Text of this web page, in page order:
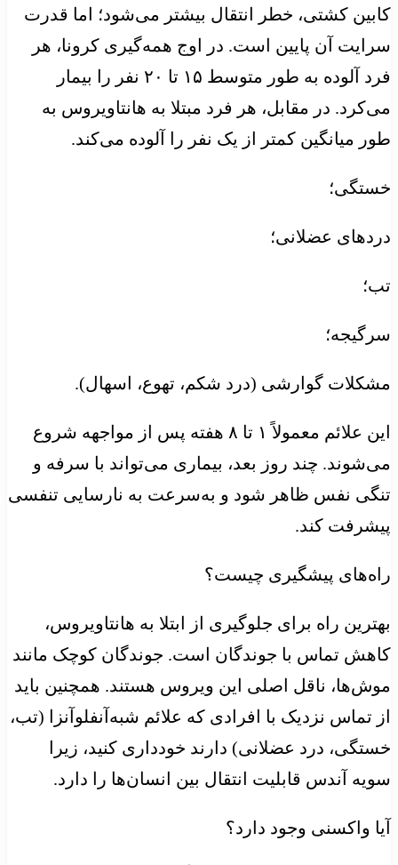
کابین کشتی، خطر انتقال بیشتر می‌شود؛ اما قدرت
سرایت آن پایین است. در اوج همه‌گیری کرونا، هر
فرد آلوده به طور متوسط ۱۵ تا ۲۰ نفر را بیمار
می‌کرد. در مقابل، هر فرد مبتلا به هانتاویروس به
طور میانگین کمتر از یک نفر را آلوده می‌کند.
خستگی؛
دردهای عضلانی؛
تب؛
سرگیجه؛
مشکلات گوارشی (درد شکم، تهوع، اسهال).
این علائم معمولاً ۱ تا ۸ هفته پس از مواجهه شروع
می‌شوند. چند روز بعد، بیماری می‌تواند با سرفه و
تنگی نفس ظاهر شود و به‌سرعت به نارسایی تنفسی
پیشرفت کند.
راه‌های پیشگیری چیست؟
بهترین راه برای جلوگیری از ابتلا به هانتاویروس،
کاهش تماس با جوندگان است. جوندگان کوچک مانند
موش‌ها، ناقل اصلی این ویروس هستند. همچنین باید
از تماس نزدیک با افرادی که علائم شبه‌آنفلوآنزا (تب،
خستگی، درد عضلانی) دارند خودداری کنید، زیرا
سویه آندس قابلیت انتقال بین انسان‌ها را دارد.
آیا واکسنی وجود دارد؟